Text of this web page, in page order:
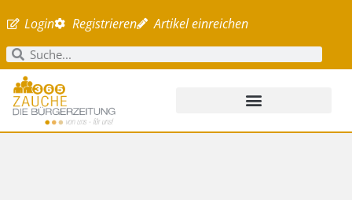
Login Registrieren Artikel einreichen